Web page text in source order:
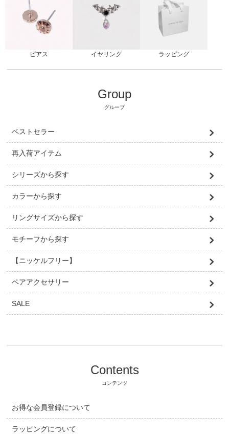
ピアス イヤリング ラッピング
Group
グループ
ベストセラー
再入荷アイテム
シリーズから探す
カラーから探す
リングサイズから探す
モチーフから探す
【ニッケルフリー】
ペアアクセサリー
SALE
Contents
コンテンツ
お得な会員登録について
ラッピングについて